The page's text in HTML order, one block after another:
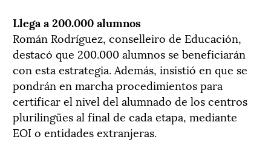
Llega a 200.000 alumnos
Román Rodríguez, conselleiro de Educación,
destacó que 200.000 alumnos se beneficiarán
con esta estrategia. Además, insistió en que se
pondrán en marcha procedimientos para
certificar el nivel del alumnado de los centros
plurilingües al final de cada etapa, mediante
EOI o entidades extranjeras.